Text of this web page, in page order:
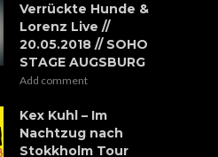
Verrückte Hunde &
Lorenz Live //
20.05.2018 // SOHO
STAGE AUGSBURG
Add comment
Kex Kuhl – Im
Nachtzug nach
Stokkholm Tour